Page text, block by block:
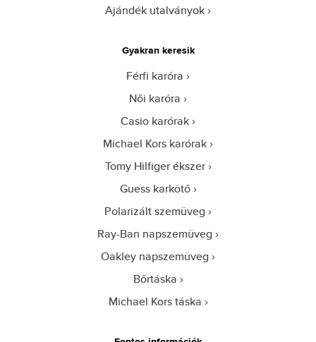
Ajándék utalványok
Gyakran keresik
Férfi karóra
Női karóra
Casio karórak
Michael Kors karórak
Tomy Hilfiger ékszer
Guess karkötő
Polarizált szemüveg
Ray-Ban napszemüveg
Oakley napszemüveg
Bőrtáska
Michael Kors táska